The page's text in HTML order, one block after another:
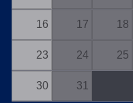
16 17 18
23 24 25
30 31